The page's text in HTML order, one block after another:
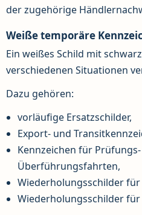
der zugehörige
Weiße temporäre
Ein weißes Schild mit
verschiedenen Situationen
Dazu gehören:
vorläufige Ersatzschilder,
Export- und
Kennzeichen für
Überführungsfahrten,
Wiederholungsschilder für
Wiederholungsschilder